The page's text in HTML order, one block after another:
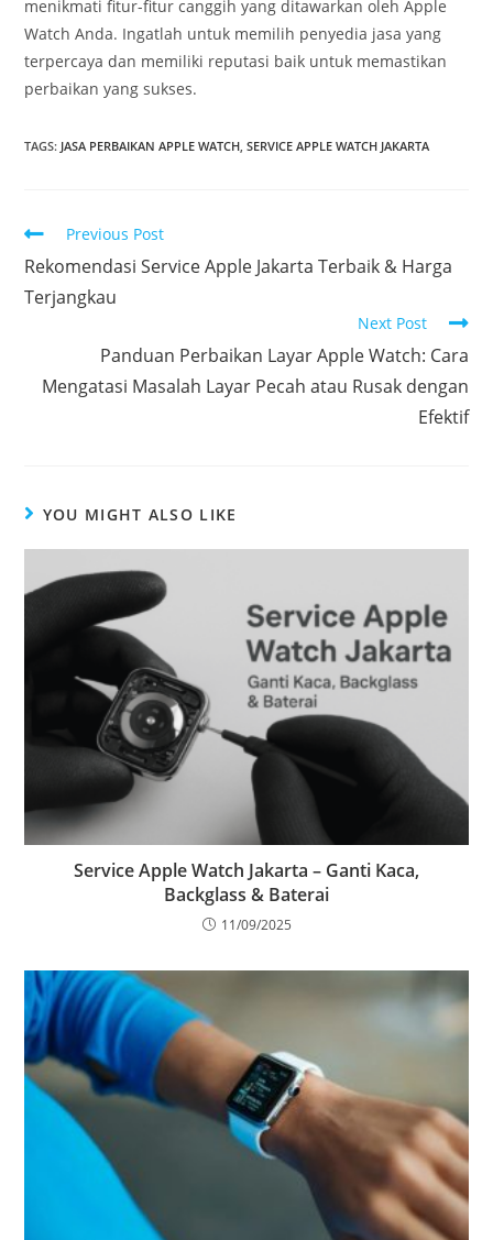
menikmati fitur-fitur canggih yang ditawarkan oleh Apple
Watch Anda. Ingatlah untuk memilih penyedia jasa yang
terpercaya dan memiliki reputasi baik untuk memastikan
perbaikan yang sukses.
TAGS: JASA PERBAIKAN APPLE WATCH, SERVICE APPLE WATCH JAKARTA
Previous Post
Rekomendasi Service Apple Jakarta Terbaik & Harga
Terjangkau
Next Post
Panduan Perbaikan Layar Apple Watch: Cara
Mengatasi Masalah Layar Pecah atau Rusak dengan
Efektif
YOU MIGHT ALSO LIKE
Service Apple Watch Jakarta – Ganti Kaca,
Backglass & Baterai
11/09/2025